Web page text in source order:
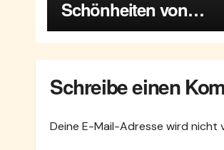
Schönheiten von
Maria Enzersdorf
Schreibe einen
Deine E-Mail-Adresse wird nicht